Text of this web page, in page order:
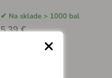
Na sklade > 1000 bal
5.39 €